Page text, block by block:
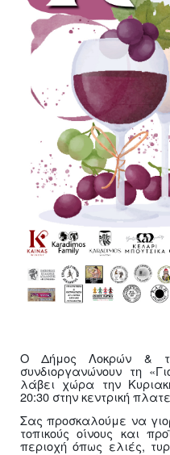
Ο Δήμος Λοκρών & το
συνδιοργανώνουν τη
λάβει χώρα την
20:30 στην κεντρική
Σας προσκαλούμε να
τοπικούς οίνους και
περιοχή όπως ελιές,